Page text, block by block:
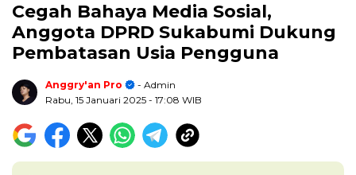
Cegah Bahaya Media Sosial,
Anggota DPRD Sukabumi Dukung
Pembatasan Usia Pengguna
Anggry'an Pro
- Admin
Rabu, 15 Januari 2025 - 17:08 WIB